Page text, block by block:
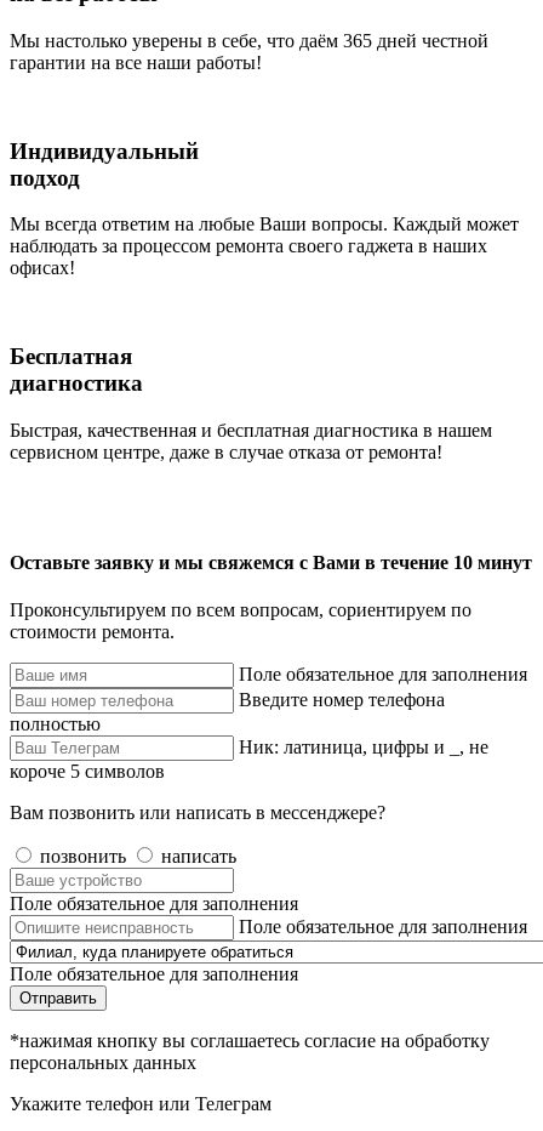
Мы настолько уверены в себе, что даём 365 дней честной
гарантии на все наши работы!
Индивидуальный
подход
Мы всегда ответим на любые Ваши вопросы. Каждый может
наблюдать за процессом ремонта своего гаджета в наших
офисах!
Бесплатная
диагностика
Быстрая, качественная и бесплатная диагностика в нашем
сервисном центре, даже в случае отказа от ремонта!
Оставьте заявку и мы свяжемся с Вами в течение 10 минут
Проконсультируем по всем вопросам, сориентируем по
стоимости ремонта.
Поле обязательное для заполнения
Введите номер телефона
полностью
Ник: латиница, цифры и _, не
короче 5 символов
Вам позвонить или написать в мессенджере?
позвонить написать
Поле обязательное для заполнения
Поле обязательное для заполнения
Поле обязательное для заполнения
Отправить
*нажимая кнопку вы соглашаетесь согласие на обработку
персональных данных
Укажите телефон или Телеграм